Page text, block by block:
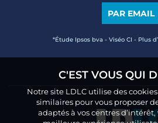
PAR EMAIL
*Étude Ipsos bva - Viséo CI - Plus
C'EST VOUS QUI
Notre site LDLC utilise des
similaires pour vous proposer
adaptés à vos centres